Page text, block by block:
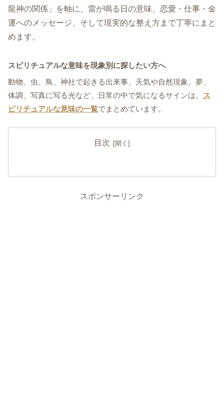
龍神の関係」を軸に、雷が鳴る日の意味、恋愛・仕事・金
運へのメッセージ、そして現実的な整え方まで丁寧にまと
めます。
スピリチュアルな意味を現象別に探したい方へ
動物、虫、鳥、神社で起きる出来事、天気や自然現象、夢、
体調、写真に写る光など、日常の中で気になるサインは、
ス
ピリチュアルな意味の一覧でまとめています。
目次
スポンサーリンク